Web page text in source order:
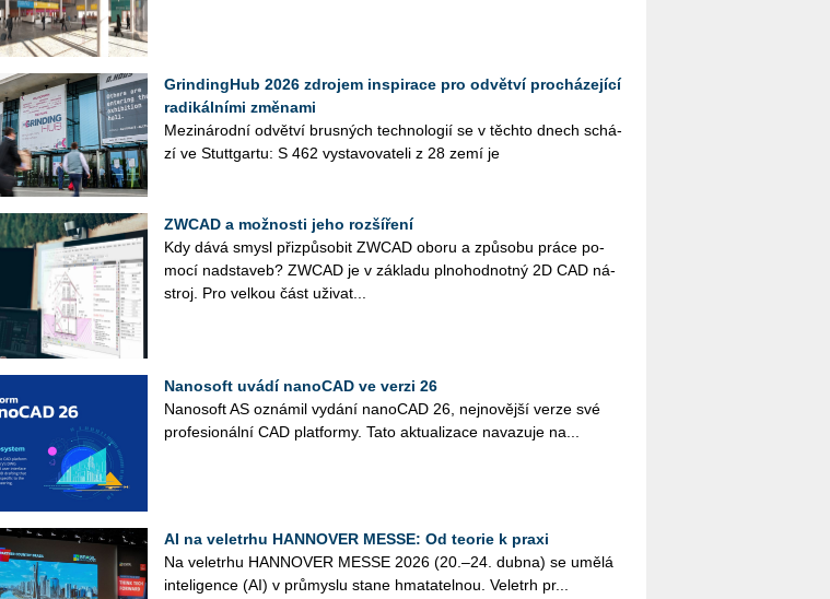
GrindingHub 2026 zdrojem inspirace pro odvětví procházející
radikálními změnami
Me­zi­ná­rod­ní od­vět­ví brus­ných tech­no­lo­gií se v těch­to dnech schá­
zí ve Stutt­gar­tu: S 462 vy­sta­vo­va­te­li z 28 zemí je
ZWCAD a možnosti jeho rozšíření
Kdy dává smysl při­způ­so­bit ZWCAD oboru a způ­so­bu práce po­
mo­cí nad­sta­veb? ZWCAD je v zá­kla­du pl­no­hod­not­ný 2D CAD ná­
stroj. Pro vel­kou část uži­va­t...
Nanosoft uvádí nanoCAD ve verzi 26
Na­no­soft AS ozná­mil vy­dá­ní na­no­CAD 26, nej­no­věj­ší verze své
pro­fe­si­o­nál­ní CAD plat­for­my. Tato ak­tu­a­li­za­ce na­va­zu­je na...
AI na veletrhu HANNOVER MESSE: Od teorie k praxi
Na ve­letr­hu HAN­NO­VER MESSE 2026 (20.–24. dubna) se umělá
in­te­li­gen­ce (AI) v prů­mys­lu stane hma­ta­tel­nou. Ve­letrh pr...